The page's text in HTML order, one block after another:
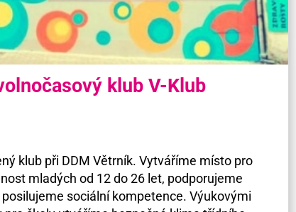
klub V-Klub
klub při DDM Větrník. Vytváříme místo pro
mladých od 12 do 26 let, podporujeme
sociální kompetence. Výukovými